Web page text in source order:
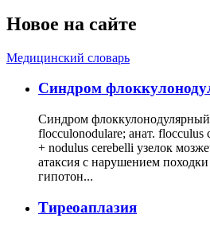
Новое на сайте
Медицинский словарь
Cиндром
Синдром
flocculonodulare; анат. flocculus
+ nodulus cerebelli узелок
атаксия с нарушением
гипотон...
Тиреоаплазия